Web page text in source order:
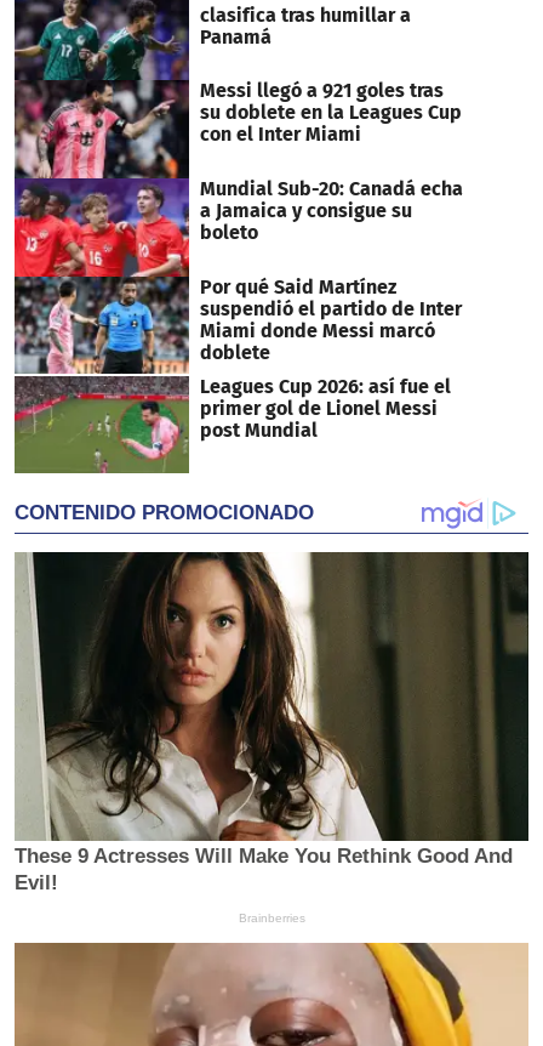
seconds
clasifica tras humillar a
Panamá
Messi llegó a 921 goles tras
su doblete en la Leagues Cup
con el Inter Miami
Mundial Sub-20: Canadá echa
a Jamaica y consigue su
boleto
Por qué Said Martínez
suspendió el partido de Inter
Miami donde Messi marcó
doblete
Leagues Cup 2026: así fue el
primer gol de Lionel Messi
post Mundial